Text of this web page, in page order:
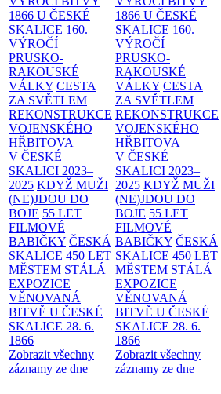
1866 U ČESKÉ
SKALICE 160.
VÝROČÍ
PRUSKO-
RAKOUSKÉ
VÁLKY CESTA
ZA SVĚTLEM
REKONSTRUKCE
VOJENSKÉHO
HŘBITOVA
V ČESKÉ
SKALICI 2023–
2025 KDYŽ MUŽI
(NE)JDOU DO
BOJE 55 LET
FILMOVÉ
BABIČKY ČESKÁ
SKALICE 450 LET
MĚSTEM STÁLÁ
EXPOZICE
VĚNOVANÁ
BITVĚ U ČESKÉ
SKALICE 28. 6.
1866
Zobrazit všechny
záznamy ze dne
1866 U ČESKÉ
SKALICE 160.
VÝROČÍ
PRUSKO-
RAKOUSKÉ
VÁLKY CESTA
ZA SVĚTLEM
REKONSTRUKCE
VOJENSKÉHO
HŘBITOVA
V ČESKÉ
SKALICI 2023–
2025 KDYŽ MUŽI
(NE)JDOU DO
BOJE 55 LET
FILMOVÉ
BABIČKY ČESKÁ
SKALICE 450 LET
MĚSTEM STÁLÁ
EXPOZICE
VĚNOVANÁ
BITVĚ U ČESKÉ
SKALICE 28. 6.
1866
Zobrazit všechny
záznamy ze dne